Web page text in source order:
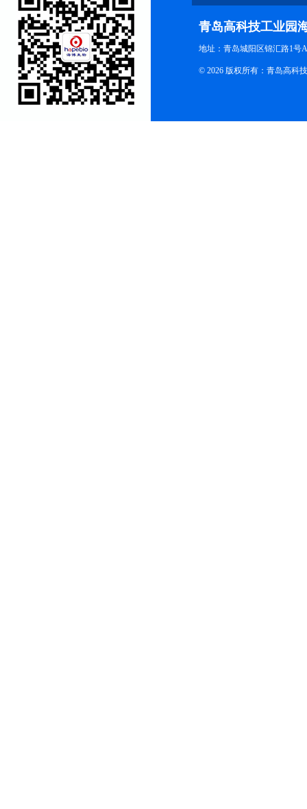
青岛高科技工业园
地址：青岛城阳区锦汇路1号
© 2026 版权所有：青岛高科